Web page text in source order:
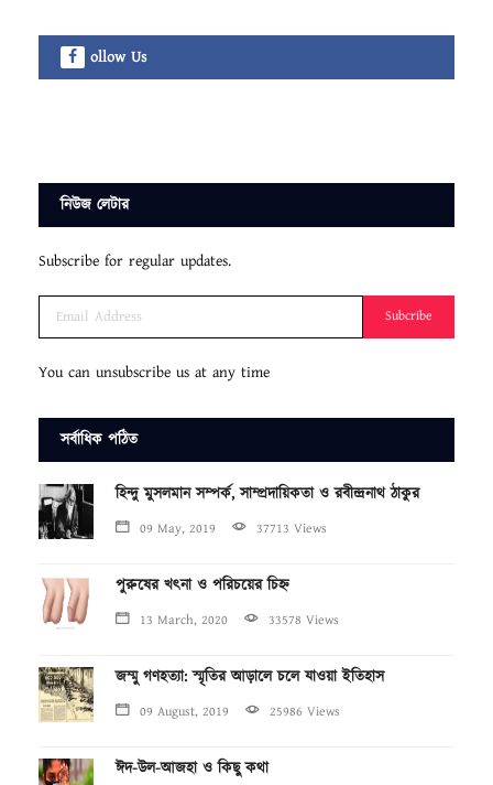
ollow Us
নিউজ লেটার
Subscribe for regular updates.
Subcribe
You can unsubscribe us at any time
সর্বাধিক পঠিত
হিন্দু মুসলমান সম্পর্ক, সাম্প্রদায়িকতা ও রবীন্দ্রনাথ ঠাকুর
09 May, 2019 37713 Views
পুরুষের খৎনা ও পরিচয়ের চিহ্ন
13 March, 2020 33578 Views
জম্মু গণহত্যা: স্মৃতির আড়ালে চলে যাওয়া ইতিহাস
09 August, 2019 25986 Views
ঈদ-উল-আজহা ও কিছু কথা